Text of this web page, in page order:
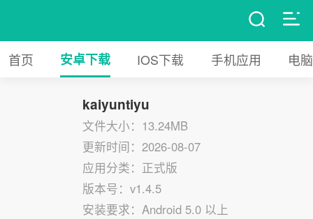
首页 安卓下载 IOS下载 手机应用 电
kaiyuntiyu
文件大小：13.24MB
更新时间：2026-08-07
应用分类：正式版
版本号：v1.4.5
安装要求：Android 5.0 以上